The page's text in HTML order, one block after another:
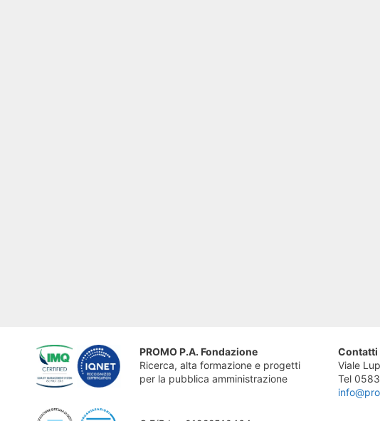
PROMO P.A. Fondazione
Ricerca, alta formazione e progetti
per la pubblica amministrazione
Contatti
Viale
Tel